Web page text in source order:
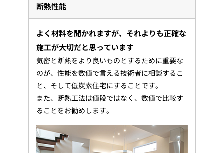
断熱性能
よく材料を聞かれますが、それよりも正確な
施工が大切だと思っています
気密と断熱をより良いものとするために重要な
のが、性能を数値で言える技術者に相談するこ
と、そして低炭素住宅にすることです。
また、断熱工法は値段ではなく、数値で比較す
ることをお勧めします。